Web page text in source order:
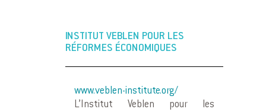
INSTITUT VEBLEN POUR LES
RÉFORMES ÉCONOMIQUES
www.veblen-institute.org/
L’Institut Veblen pour les